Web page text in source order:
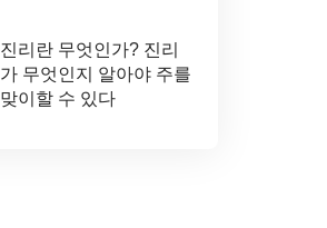
진리란 무엇인가? 진리
가 무엇인지 알아야 주를
맞이할 수 있다